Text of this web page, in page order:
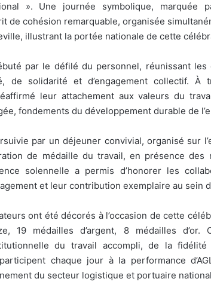
». Une journée symbolique, marquée
de cohésion remarquable, organisée
illustrant la portée nationale de cette
par le défilé du personnel, réunissant les
de solidarité et d’engagement collectif. À
leur attachement aux valeurs du
fondements du développement durable de
par un déjeuner convivial, organisé sur
de médaille du travail, en présence des
solennelle a permis d’honorer les
et leur contribution exemplaire au sein
ont été décorés à l’occasion de cette
19 médailles d’argent, 8 médailles d’or.
du travail accompli, de la
chaque jour à la performance
du secteur logistique et portuaire